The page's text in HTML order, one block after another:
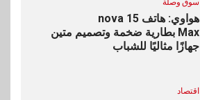
هواوي: هاتف nova 15
Max بطارية ضخمة وتصميم متين
جهازًا مثاليًا للشباب
اقتصاد